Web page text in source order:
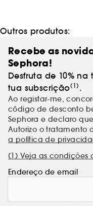
Outros produtos:
Recebe as
Sephora!
Desfruta de 10%
tua subscrição(1) .
Ao registar-me,
código de desconto
Sephora e declaro
Autorizo o tratamento
a política de
(1) Veja as condições
Endereço de email